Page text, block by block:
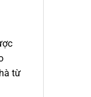
từ